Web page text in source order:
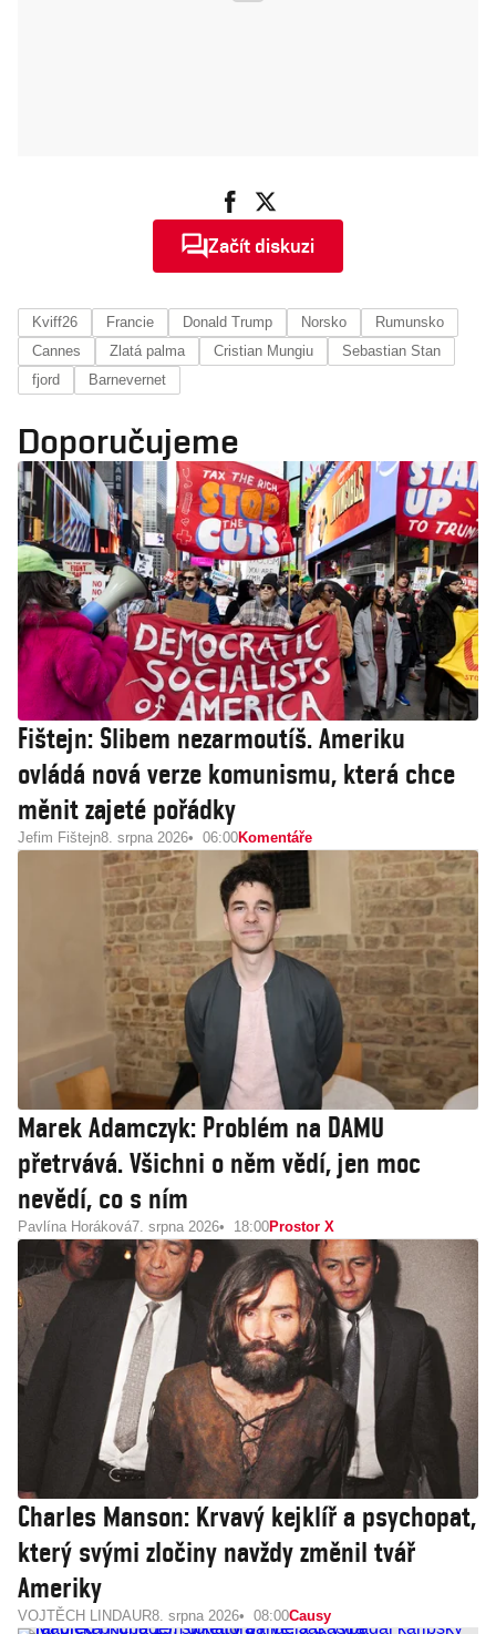
Začít diskuzi
Kviff26 Francie Donald Trump Norsko
Rumunsko
Cannes
Zlatá palma Cristian Mungiu
Sebastian Stan
fjord
Barnevernet
Doporučujeme
Fištejn: Slibem nezarmoutíš. Ameriku
ovládá nová verze komunismu, která chce
měnit zajeté pořádky
Jefim Fištejn8. srpna 2026 06:00Komentáře
Marek Adamczyk: Problém na DAMU
přetrvává. Všichni o něm vědí, jen moc
nevědí, co s ním
Pavlína Horáková7. srpna 2026 18:00Prostor X
Charles Manson: Krvavý kejklíř a psychopat,
který svými zločiny navždy změnil tvář
Ameriky
VOJTĚCH LINDAUR8. srpna 2026 08:00Causy